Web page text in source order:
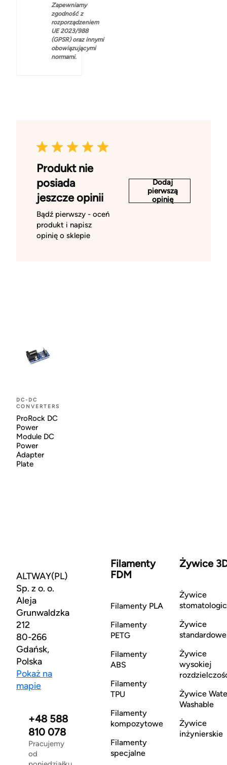
Zapewniamy
zgodność z
rozporządzeniem
UE 2023/988
(GPSR) oraz innymi
obowiązującymi
normami.
Produkt nie
posiada
jeszcze opinii
Bądź pierwszy - oceń
produkt i napisz
opinię o sklepie
Dodaj
pierwszą
opinię
DC-DC
CONVERTERS
ProRock DC
Power
Module DC
Power
Adapter
Plate
ALTWAY(PL)
Sp. z o. o.
Aleja
Grunwaldzka
212
80-266
Gdańsk,
Polska
Pokaż na
mapie
+48 588
810 078
Pracujemy
od
Filamenty
FDM
Filamenty PLA
Filamenty
PETG
Filamenty
ABS
Filamenty
TPU
Filamenty
kompozytowe
Filamenty
specjalne
Żywice
Żywice
Żywice
standardowe
Żywice
wysokiej
Żywice
Washable
Żywice
inżynierskie